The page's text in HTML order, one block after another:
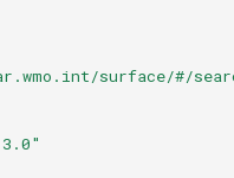
surface/#/